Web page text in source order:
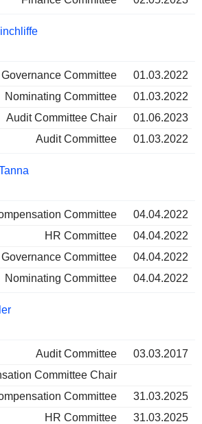
Governance Committee
01.03.2022
Nominating Committee
01.03.2022
Audit Committee Chair
01.06.2023
Audit Committee
01.03.2022
Committee
04.04.2022
HR Committee
04.04.2022
Governance Committee
04.04.2022
Nominating Committee
04.04.2022
Audit Committee
03.03.2017
Committee Chair
Committee
31.03.2025
HR Committee
31.03.2025